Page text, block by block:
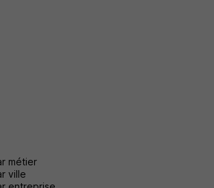
métier
ville